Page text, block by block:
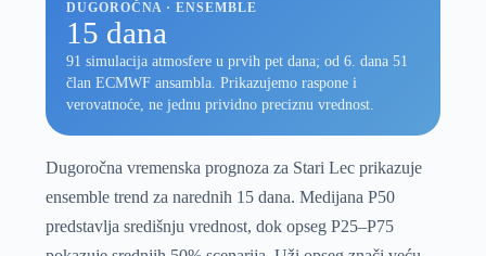
DUGOROČNA · ENSEMBLE
15 dana
91 simulacija atmosfere u prvih pet dana; od 6. dana 51
član ECMWF ansambla. Prikazujemo raspone i
verovatnoće, ne jednu prividno preciznu vrednost.
Dugoročna vremenska prognoza za Stari Lec prikazuje
ensemble trend za narednih 15 dana. Medijana P50
predstavlja središnju vrednost, dok opseg P25–P75